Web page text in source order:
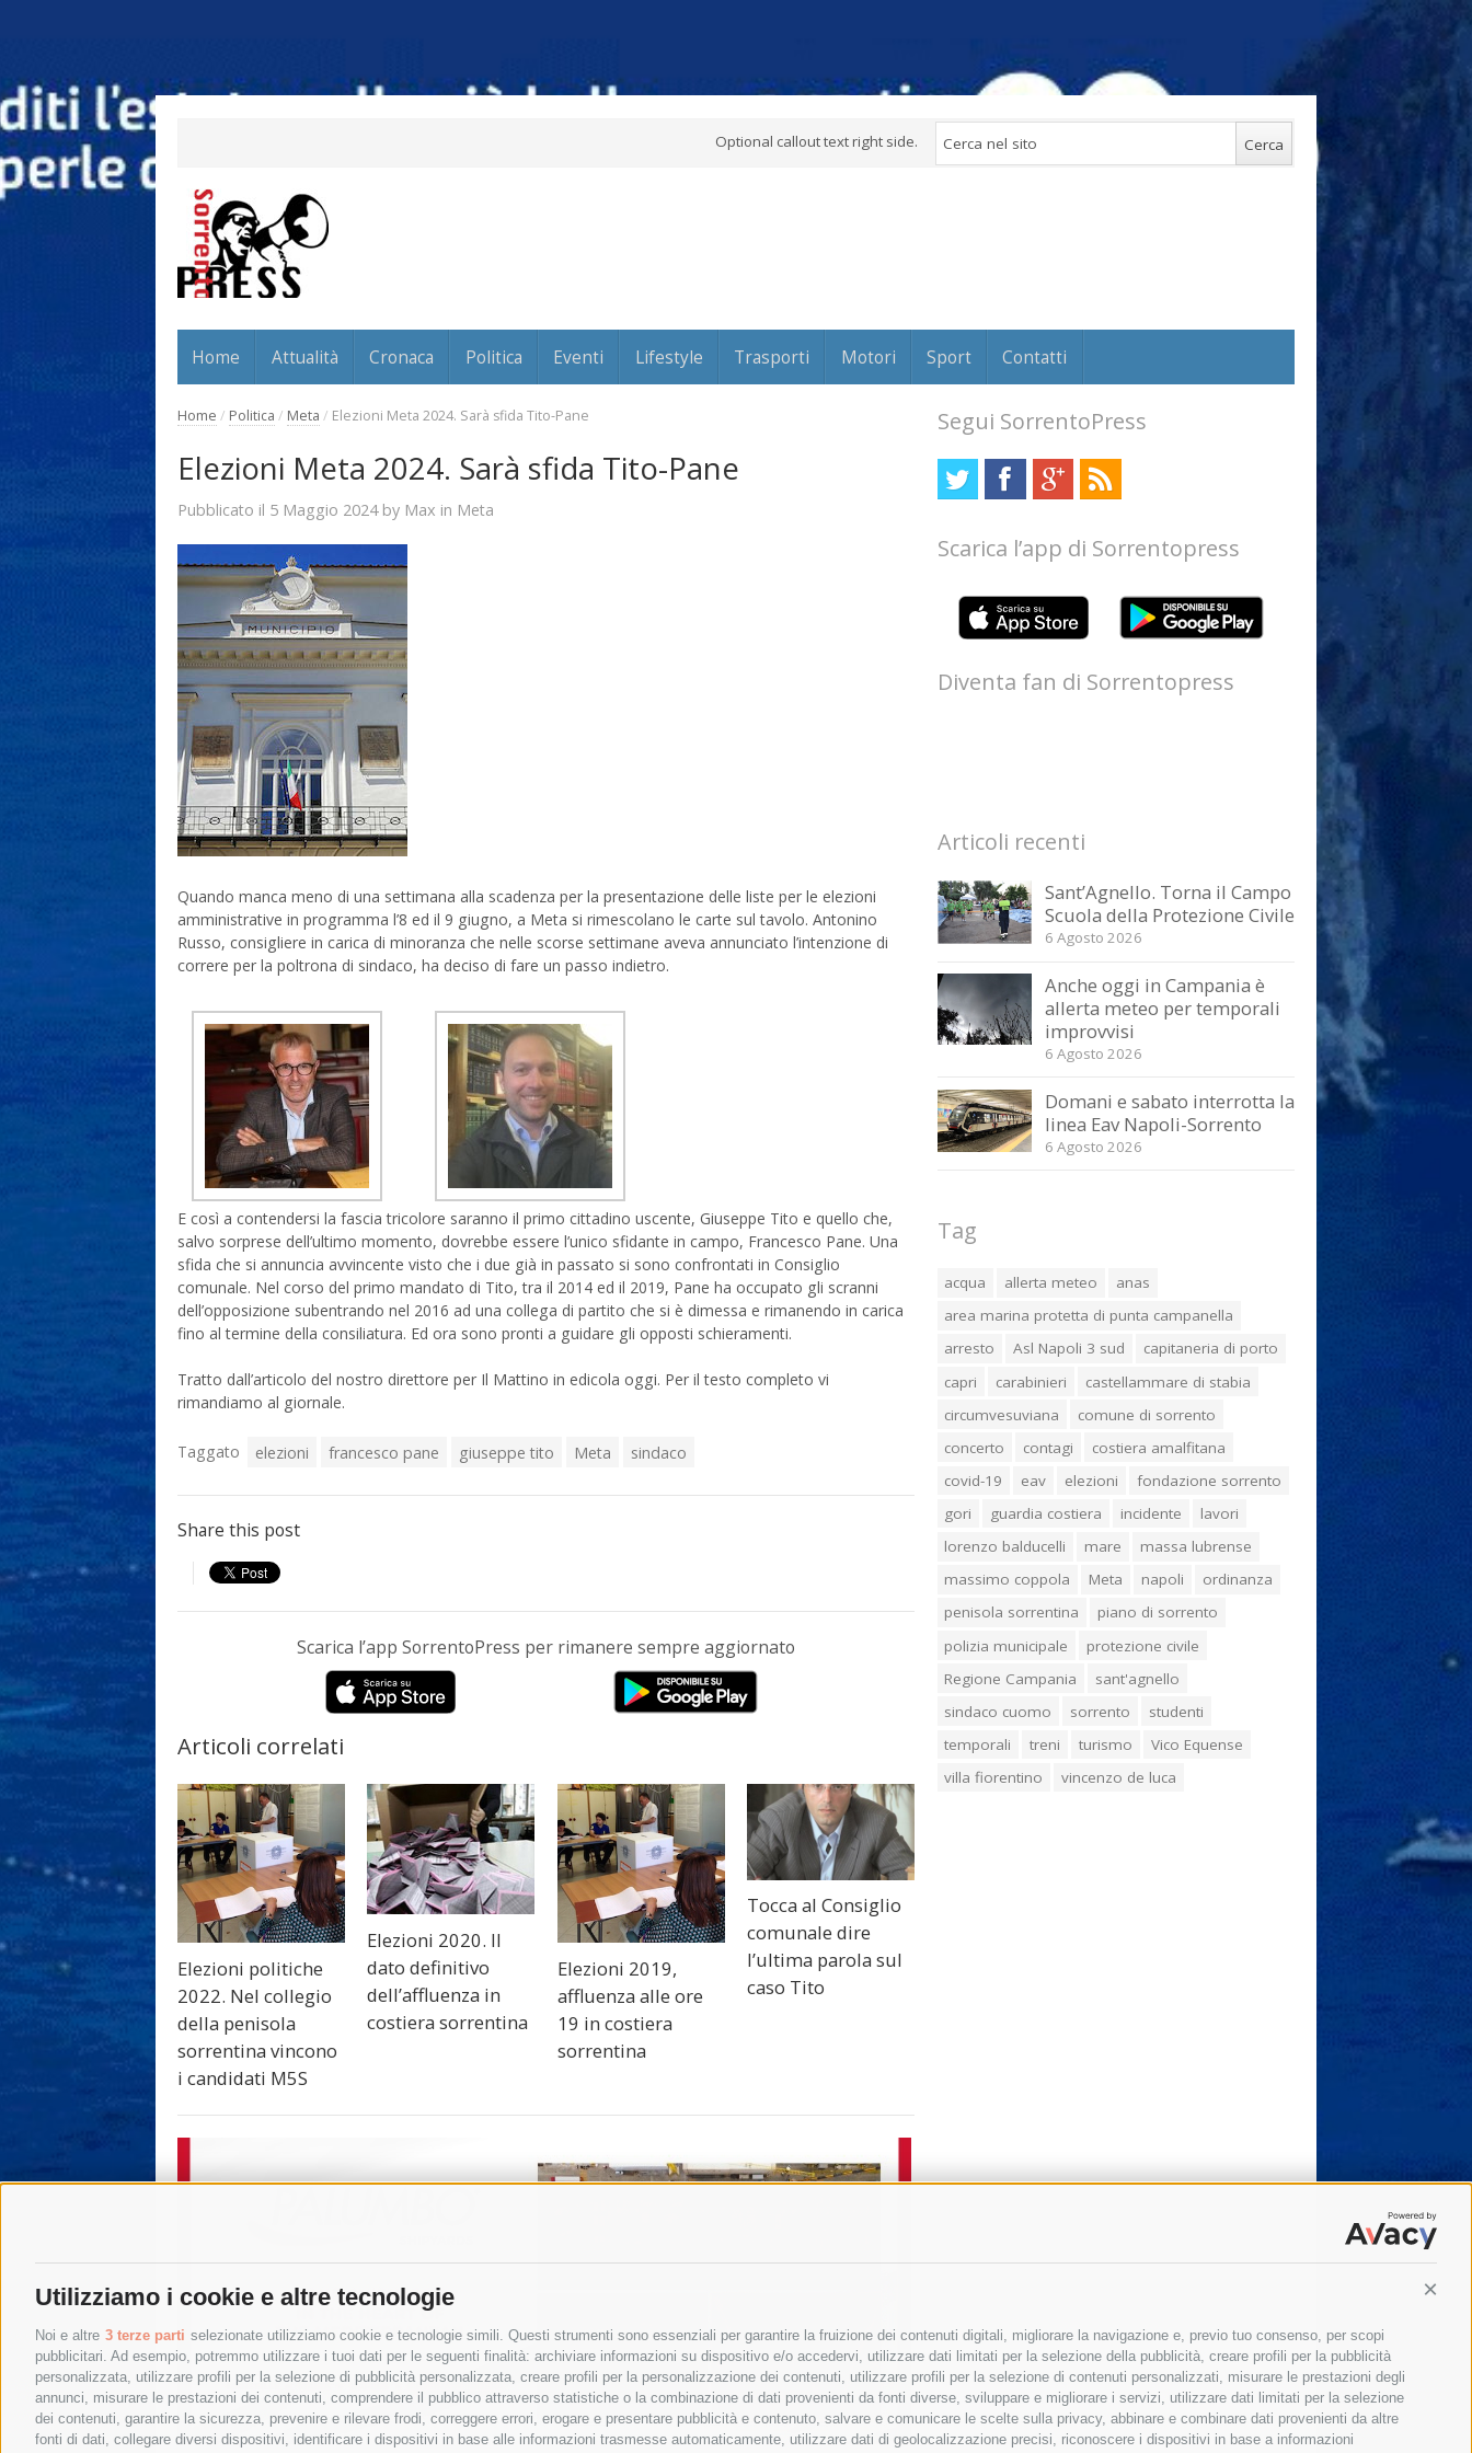
Utilizziamo i cookie e altre tecnologie
Noi e altre 3 terze parti selezionate utilizziamo cookie e tecnologie simili. Questi strumenti sono essenziali per garantire la fruizione dei contenuti digitali, migliorare la navigazione e, previo tuo consenso, per scopi
pubblicitari. Ad esempio, potremmo utilizzare i tuoi dati per le seguenti finalità: archiviare informazioni su dispositivo e/o accedervi, utilizzare dati limitati per la selezione della pubblicità, creare profili per la pubblicità
personalizzata, utilizzare profili per la selezione di pubblicità personalizzata, creare profili per la personalizzazione dei contenuti, utilizzare profili per la selezione di contenuti personalizzati, misurare le prestazioni degli
annunci, misurare le prestazioni dei contenuti, comprendere il pubblico attraverso statistiche o la combinazione di dati provenienti da fonti diverse, sviluppare e migliorare i servizi, utilizzare dati limitati per la selezione
dei contenuti, garantire la sicurezza, prevenire e rilevare frodi, correggere errori, erogare e presentare pubblicità e contenuto, salvare e comunicare le scelte sulla privacy, abbinare e combinare dati provenienti da altre
fonti di dati, collegare diversi dispositivi, identificare i dispositivi in base alle informazioni trasmesse automaticamente, utilizzare dati di geolocalizzazione precisi, riconoscere i dispositivi in base a informazioni
Optional callout text right side.
Home Attualità Cronaca Politica Eventi Lifestyle Trasporti Motori Sport Contatti
Home / Politica / Meta / Elezioni Meta 2024. Sarà sfida Tito-Pane
Elezioni Meta 2024. Sarà sfida Tito-Pane
Pubblicato il 5 Maggio 2024by Max in Meta
Quando manca meno di una settimana alla scadenza per la presentazione delle liste per le elezioni
amministrative in programma l’8 ed il 9 giugno, a Meta si rimescolano le carte sul tavolo. Antonino
Russo, consigliere in carica di minoranza che nelle scorse settimane aveva annunciato l’intenzione di
correre per la poltrona di sindaco, ha deciso di fare un passo indietro.
E così a contendersi la fascia tricolore saranno il primo cittadino uscente, Giuseppe Tito e quello che,
salvo sorprese dell’ultimo momento, dovrebbe essere l’unico sfidante in campo, Francesco Pane. Una
sfida che si annuncia avvincente visto che i due già in passato si sono confrontati in Consiglio
comunale. Nel corso del primo mandato di Tito, tra il 2014 ed il 2019, Pane ha occupato gli scranni
dell’opposizione subentrando nel 2016 ad una collega di partito che si è dimessa e rimanendo in carica
fino al termine della consiliatura. Ed ora sono pronti a guidare gli opposti schieramenti.
Tratto dall’articolo del nostro direttore per Il Mattino in edicola oggi. Per il testo completo vi
rimandiamo al giornale.
Taggato elezioni francesco pane giuseppe tito Meta sindaco
Share this post
Scarica l’app SorrentoPress per rimanere sempre aggiornato
Articoli correlati
Elezioni politiche
2022. Nel collegio
della penisola
sorrentina vincono
i candidati M5S
Elezioni 2020. Il
dato definitivo
dell’affluenza in
costiera sorrentina
Elezioni 2019,
affluenza alle ore
19 in costiera
sorrentina
Tocca al Consiglio
comunale dire
l’ultima parola sul
caso Tito
Segui SorrentoPress
Scarica l’app di Sorrentopress
Diventa fan di Sorrentopress
Articoli recenti
Sant’Agnello. Torna il Campo
Scuola della Protezione Civile
6 Agosto 2026
Anche oggi in Campania è
allerta meteo per temporali
improvvisi
6 Agosto 2026
Domani e sabato interrotta la
linea Eav Napoli-Sorrento
6 Agosto 2026
Tag
acqua allerta meteo
anas
area marina protetta di punta campanella
arresto
Asl Napoli 3 sud
capitaneria di porto
capri
carabinieri
castellammare di stabia
circumvesuviana
comune di sorrento
concerto
contagi
costiera amalfitana
covid-19
eav elezioni
fondazione sorrento
gori
guardia costiera incidente
lavori
lorenzo balducelli
mare
massa lubrense
massimo coppola
Meta napoli
ordinanza
penisola sorrentina
piano di sorrento
polizia municipale
protezione civile
Regione Campania
sant'agnello
sindaco cuomo
sorrento
studenti
temporali
treni turismo
Vico Equense
villa fiorentino
vincenzo de luca